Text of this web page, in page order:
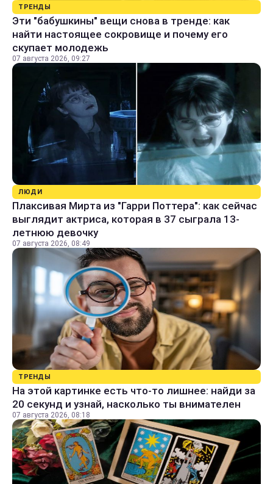
ТРЕНДЫ
Эти "бабушкины" вещи снова в тренде: как
найти настоящее сокровище и почему его
скупает молодежь
07 августа 2026, 09:27
ЛЮДИ
Плаксивая Мирта из "Гарри Поттера": как сейчас
выглядит актриса, которая в 37 сыграла 13-
летнюю девочку
07 августа 2026, 08:49
ТРЕНДЫ
На этой картинке есть что-то лишнее: найди за
20 секунд и узнай, насколько ты внимателен
07 августа 2026, 08:18